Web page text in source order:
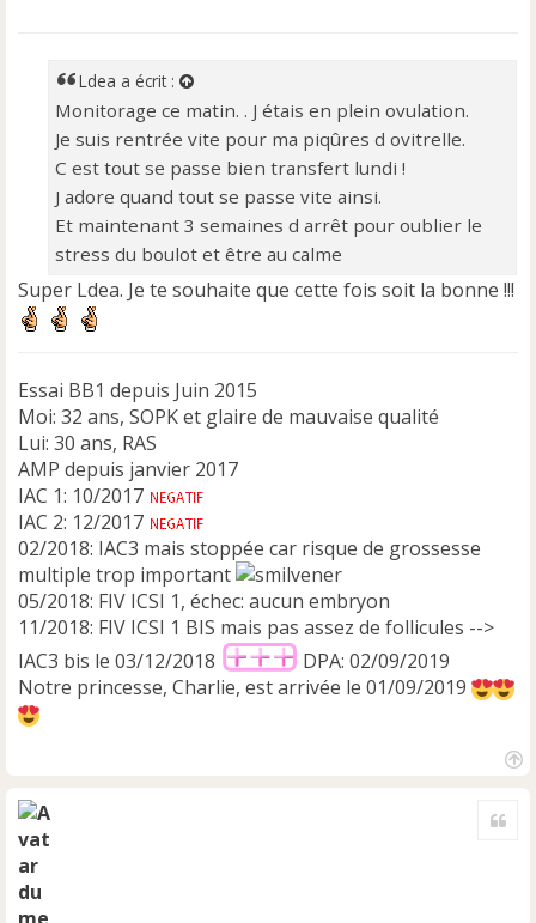
Ldea a écrit :
Monitorage ce matin. . J étais en plein ovulation.
Je suis rentrée vite pour ma piqûres d ovitrelle.
C est tout se passe bien transfert lundi !
J adore quand tout se passe vite ainsi.
Et maintenant 3 semaines d arrêt pour oublier le
stress du boulot et être au calme
Super Ldea. Je te souhaite que cette fois soit la bonne !!!
Essai BB1 depuis Juin 2015
Moi: 32 ans, SOPK et glaire de mauvaise qualité
Lui: 30 ans, RAS
AMP depuis janvier 2017
IAC 1: 10/2017
IAC 2: 12/2017
02/2018: IAC3 mais stoppée car risque de grossesse
multiple trop important
05/2018: FIV ICSI 1, échec: aucun embryon
11/2018: FIV ICSI 1 BIS mais pas assez de follicules -->
IAC3 bis le 03/12/2018
DPA: 02/09/2019
Notre princesse, Charlie, est arrivée le 01/09/2019